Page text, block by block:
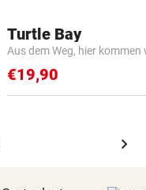
Turtle Bay
Aus dem Weg, hier kommen
€19,90
chevron_right